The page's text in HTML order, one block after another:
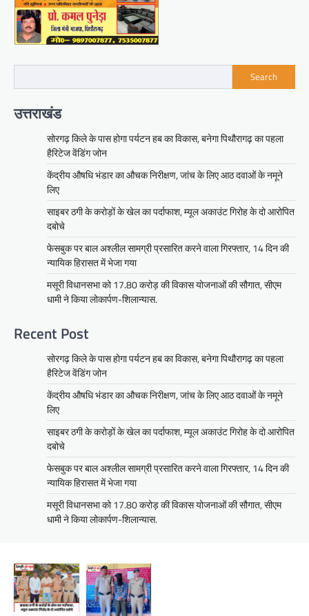
Search
उत्तराखंड
सोरगढ़ किले के पास होगा पर्यटन हब का विकास, बनेगा पिथौरागढ़ का पहला
हैरिटेज वेंडिंग जोन
केंद्रीय औषधि भंडार का औचक निरीक्षण, जांच के लिए आठ दवाओं के नमूने
लिए
साइबर ठगी के करोड़ों के खेल का पर्दाफाश, म्यूल अकाउंट गिरोह के दो आरोपित
दबोचे
फेसबुक पर बाल अश्लील सामग्री प्रसारित करने वाला गिरफ्तार, 14 दिन की
न्यायिक हिरासत में भेजा गया
मसूरी विधानसभा को 17.80 करोड़ की विकास योजनाओं की सौगात, सीएम
धामी ने किया लोकार्पण-शिलान्यास.
Recent Post
सोरगढ़ किले के पास होगा पर्यटन हब का विकास, बनेगा पिथौरागढ़ का पहला
हैरिटेज वेंडिंग जोन
केंद्रीय औषधि भंडार का औचक निरीक्षण, जांच के लिए आठ दवाओं के नमूने
लिए
साइबर ठगी के करोड़ों के खेल का पर्दाफाश, म्यूल अकाउंट गिरोह के दो आरोपित
दबोचे
फेसबुक पर बाल अश्लील सामग्री प्रसारित करने वाला गिरफ्तार, 14 दिन की
न्यायिक हिरासत में भेजा गया
मसूरी विधानसभा को 17.80 करोड़ की विकास योजनाओं की सौगात, सीएम
धामी ने किया लोकार्पण-शिलान्यास.